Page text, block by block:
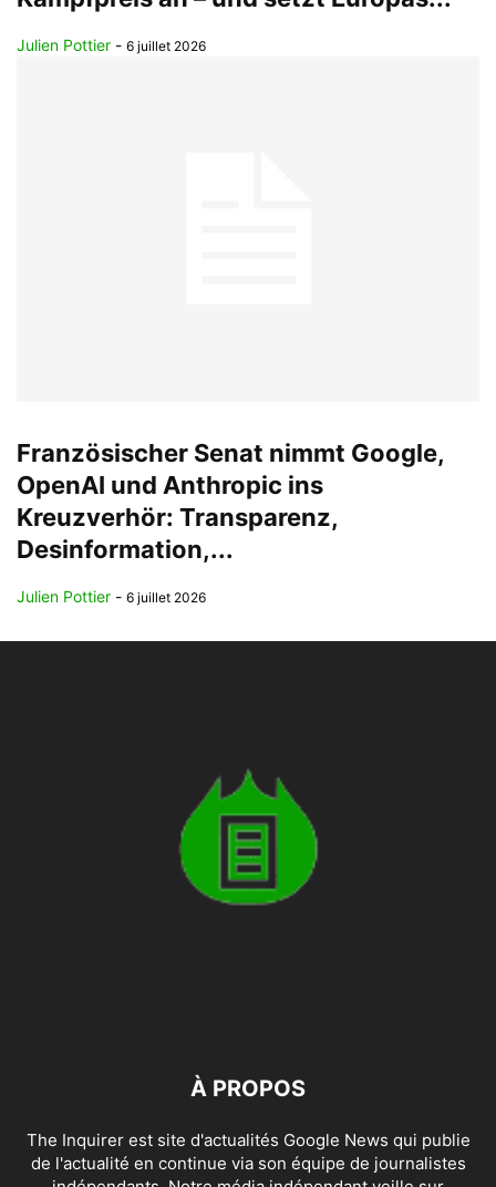
Julien Pottier - 6 juillet 2026
Französischer Senat nimmt Google,
OpenAI und Anthropic ins
Kreuzverhör: Transparenz,
Desinformation,...
Julien Pottier - 6 juillet 2026
À PROPOS
The Inquirer est site d'actualités Google News qui publie
de l'actualité en continue via son équipe de journalistes